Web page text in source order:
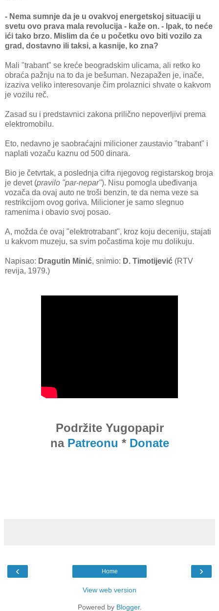
- Nema sumnje da je u ovakvoj energetskoj situaciji u
svetu ovo prava mala revolucija - kaže on. - Ipak, to neće
ići tako brzo. Mislim da će u početku ovo biti vozilo za
grad, dostavno ili taksi, a kasnije, ko zna?
Mali "trabant" se kreće beogradskim ulicama, ali retko ko
obraća pažnju na to da je bešuman. Nezapažen je, inače,
izaziva veliko interesovanje čim prolaznici shvate o kakvom
je vozilu reč.
Zasad su i predstavnici zakona prilično nepoverljivi prema
elektromobilu.
Eto, nedavno je saobraćajni milicioner zaustavio "trabant" i
naplati vozaču kaznu od 500 dinara.
Bio je četvrtak, a poslednja cifra njegovog registarskog broja
je devet (pravilo "par-nepar"). Nisu pomogla ubeđivanja
vozača da ovaj auto ne troši benzin, te da nema veze sa
restrikcijom ovog goriva. Milicioner je samo slegnuo
ramenima i obavio svoj posao.
A, možda će ovaj "elektrotrabant", kroz koju deceniju, stajati
u kakvom muzeju, sa svim počastima koje mu dolikuju.
Napisao: Dragutin Minić, snimio: D. Timotijević (RTV
revija, 1979.)
Podržite Yugopapir
na Patreonu * Donate
‹ ›
Home
View web version
Powered by Blogger.